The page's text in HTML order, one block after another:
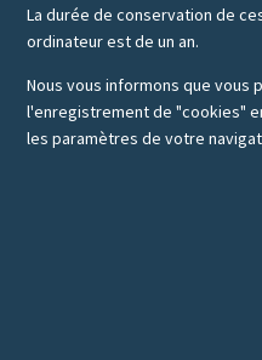
La durée de conservation de
ordinateur est de un an.
Nous vous informons que vous
l'enregistrement de "cookies"
les paramètres de votre